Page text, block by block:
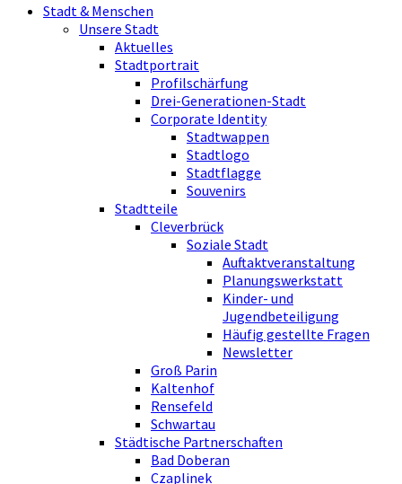
Stadt & Menschen
Unsere Stadt
Aktuelles
Stadtportrait
Profilschärfung
Drei-Generationen-Stadt
Corporate Identity
Stadtwappen
Stadtlogo
Stadtflagge
Souvenirs
Stadtteile
Cleverbrück
Soziale Stadt
Auftaktveranstaltung
Planungswerkstatt
Kinder- und
Jugendbeteiligung
Häufig gestellte Fragen
Newsletter
Groß Parin
Kaltenhof
Rensefeld
Schwartau
Städtische Partnerschaften
Bad Doberan
Czaplinek